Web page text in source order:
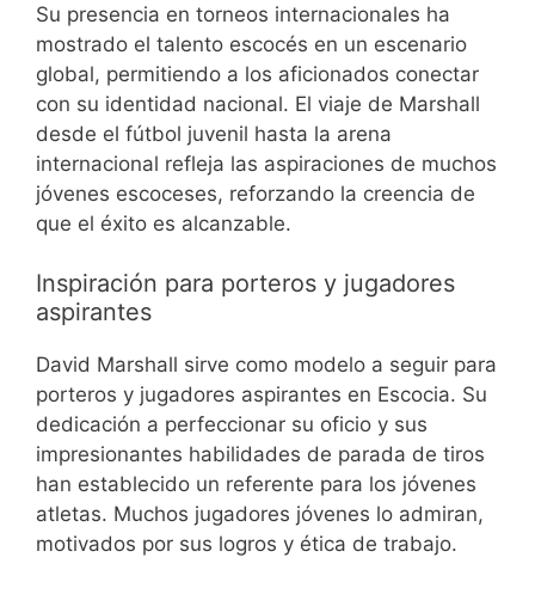
Su presencia en torneos internacionales ha
mostrado el talento escocés en un escenario
global, permitiendo a los aficionados conectar
con su identidad nacional. El viaje de Marshall
desde el fútbol juvenil hasta la arena
internacional refleja las aspiraciones de muchos
jóvenes escoceses, reforzando la creencia de
que el éxito es alcanzable.
Inspiración para porteros y jugadores
aspirantes
David Marshall sirve como modelo a seguir para
porteros y jugadores aspirantes en Escocia. Su
dedicación a perfeccionar su oficio y sus
impresionantes habilidades de parada de tiros
han establecido un referente para los jóvenes
atletas. Muchos jugadores jóvenes lo admiran,
motivados por sus logros y ética de trabajo.